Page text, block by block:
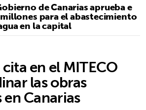
de Canarias aprueba e
para el abastecimiento
en la capital
en el MITECO
las obras
Canarias